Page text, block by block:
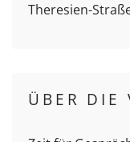
Theresien-
ÜBER DIE